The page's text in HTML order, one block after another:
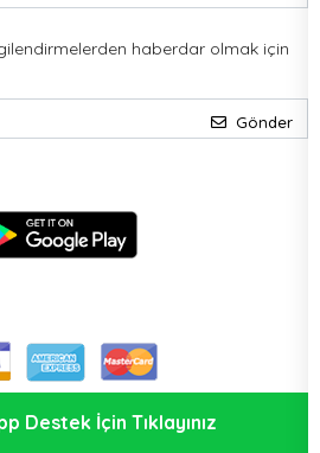
haberdar olmak için
Gönder
Destek İçin Tıklayınız